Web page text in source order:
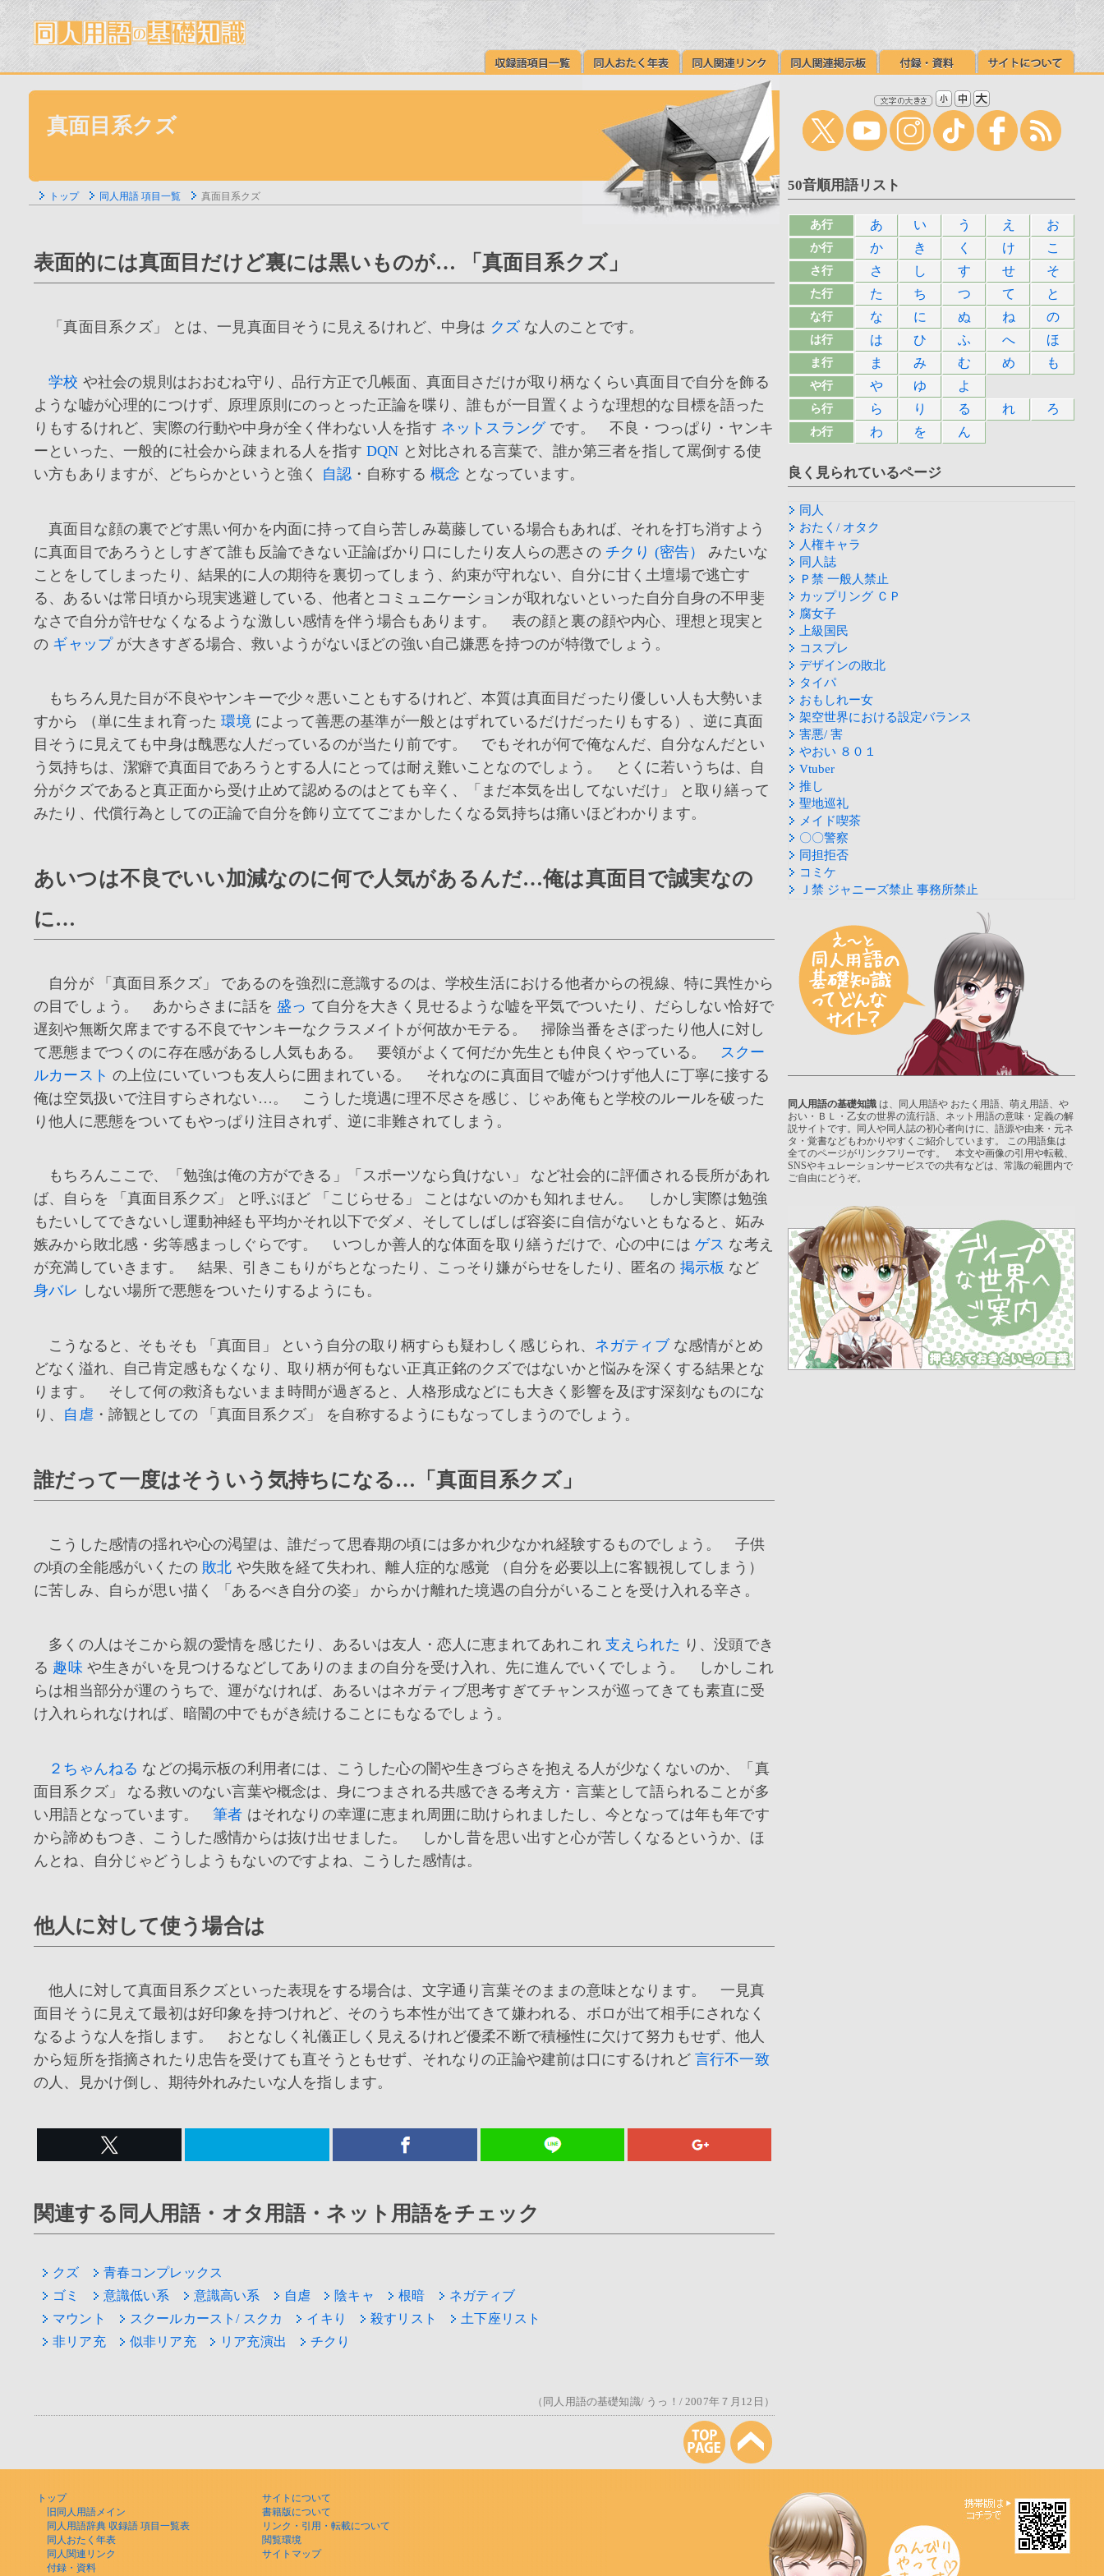
真面目系クズ
トップ 同人用語 項目一覧 真面目系クズ
表面的には真面目だけど裏には黒いものが… 「真面目系クズ」
「真面目系クズ」 とは、一見真面目そうに見えるけれど、中身は クズ な人のことです。
学校 や社会の規則はおおむね守り、品行方正で几帳面、真面目さだけが取り柄なくらい真面目で自分を飾る
ような嘘が心理的につけず、原理原則にのっとった正論を喋り、誰もが一目置くような理想的な目標を語った
りもするけれど、実際の行動や中身が全く伴わない人を指す ネットスラングです。 不良・つっぱり・ヤンキ
ーといった、一般的に社会から疎まれる人を指すDQN と対比される言葉で、誰か第三者を指して罵倒する使
い方もありますが、どちらかというと強く
自認・自称する 概念 となっています。
真面目な顔の裏でどす黒い何かを内面に持って自ら苦しみ葛藤している場合もあれば、それを打ち消すよう
に真面目であろうとしすぎて誰も反論できない正論ばかり口にしたり友人らの悪さの チクり (密告）
みたいな
ことをしてしまったり、結果的に人の期待を裏切ってしまう、約束が守れない、自分に甘く土壇場で逃亡す
る、あるいは常日頃から現実逃避している、他者とコミュニケーションが取れないといった自分自身の不甲斐
なさで自分が許せなくなるような激しい感情を伴う場合もあります。 表の顔と裏の顔や内心、理想と現実と
の ギャップが大きすぎる場合、救いようがないほどの強い自己嫌悪を持つのが特徴でしょう。
もちろん見た目が不良やヤンキーで少々悪いこともするけれど、本質は真面目だったり優しい人も大勢いま
すから （単に生まれ育った環境によって善悪の基準が一般とはずれているだけだったりもする）、逆に真面
目そうに見えても中身は醜悪な人だっているのが当たり前です。 でもそれが何で俺なんだ、自分なんだとい
う気持ちは、潔癖で真面目であろうとする人にとっては耐え難いことなのでしょう。 とくに若いうちは、自
分がクズであると真正面から受け止めて認めるのはとても辛く、「まだ本気を出してないだけ」 と取り繕って
みたり、代償行為としての正論で自分を飾り立ててごまかしたくなる気持ちは痛いほどわかります。
あいつは不良でいい加減なのに何で人気があるんだ…俺は真面目で誠実なの
に…
自分が 「真面目系クズ」 であるのを強烈に意識するのは、学校生活における他者からの視線、特に異性から
の目でしょう。 あからさまに話を 盛っ て自分を大きく見せるような嘘を平気でついたり、だらしない恰好で
遅刻や無断欠席までする不良でヤンキーなクラスメイトが何故かモテる。 掃除当番をさぼったり他人に対し
て悪態までつくのに存在感があるし人気もある。 要領がよくて何だか先生とも仲良くやっている。
スクー
ルカースト の上位にいていつも友人らに囲まれている。 それなのに真面目で嘘がつけず他人に丁寧に接する
俺は空気扱いで注目すらされない…。 こうした境遇に理不尽さを感じ、じゃあ俺もと学校のルールを破った
り他人に悪態をついてもやっぱり注目されず、逆に非難されてしまう。
もちろんここで、「勉強は俺の方ができる」「スポーツなら負けない」 など社会的に評価される長所があれ
ば、自らを 「真面目系クズ」 と呼ぶほど 「こじらせる」 ことはないのかも知れません。 しかし実際は勉強
もたいしてできないし運動神経も平均かそれ以下でダメ、そしてしばしば容姿に自信がないともなると、妬み
嫉みから敗北感・劣等感まっしぐらです。 いつしか善人的な体面を取り繕うだけで、心の中には ゲス な考え
が充満していきます。 結果、引きこもりがちとなったり、こっそり嫌がらせをしたり、匿名の 掲示板 など
身バレ しない場所で悪態をついたりするようにも。
こうなると、そもそも 「真面目」 という自分の取り柄すらも疑わしく感じられ、 ネガティブ な感情がとめ
どなく溢れ、自己肯定感もなくなり、取り柄が何もない正真正銘のクズではないかと悩みを深くする結果とな
ります。 そして何の救済もないまま時間が過ぎると、人格形成などにも大きく影響を及ぼす深刻なものにな
り、 自虐・諦観としての 「真面目系クズ」 を自称するようにもなってしまうのでしょう。
誰だって一度はそういう気持ちになる…「真面目系クズ」
こうした感情の揺れや心の渇望は、誰だって思春期の頃には多かれ少なかれ経験するものでしょう。 子供
の頃の全能感がいくたの 敗北 や失敗を経て失われ、離人症的な感覚 （自分を必要以上に客観視してしまう）
に苦しみ、自らが思い描く 「あるべき自分の姿」 からかけ離れた境遇の自分がいることを受け入れる辛さ。
多くの人はそこから親の愛情を感じたり、あるいは友人・恋人に恵まれてあれこれ 支えられた り、没頭でき
る 趣味 や生きがいを見つけるなどしてありのままの自分を受け入れ、先に進んでいくでしょう。 しかしこれ
らは相当部分が運のうちで、運がなければ、あるいはネガティブ思考すぎてチャンスが巡ってきても素直に受
け入れられなければ、暗闇の中でもがき続けることにもなるでしょう。
２ちゃんねる などの掲示板の利用者には、こうした心の闇や生きづらさを抱える人が少なくないのか、「真
面目系クズ」 なる救いのない言葉や概念は、身につまされる共感できる考え方・言葉として語られることが多
い用語となっています。筆者 はそれなりの幸運に恵まれ周囲に助けられましたし、今となっては年も年です
から諦めもつき、こうした感情からは抜け出せました。 しかし昔を思い出すと心が苦しくなるというか、ほ
んとね、自分じゃどうしようもないのですよね、こうした感情は。
他人に対して使う場合は
他人に対して真面目系クズといった表現をする場合は、文字通り言葉そのままの意味となります。 一見真
面目そうに見えて最初は好印象を持つけれど、そのうち本性が出てきて嫌われる、ボロが出て相手にされなく
なるような人を指します。 おとなしく礼儀正しく見えるけれど優柔不断で積極性に欠けて努力もせず、他人
から短所を指摘されたり忠告を受けても直そうともせず、それなりの正論や建前は口にするけれど 言行不一致
の人、見かけ倒し、期待外れみたいな人を指します。
関連する同人用語・オタ用語・ネット用語をチェック
クズ
青春コンプレックス
ゴミ
意識低い系 意識高い系 自虐 陰キャ 根暗
ネガティブ
マウント
スクールカースト/ スクカ イキり 殺すリスト
土下座リスト
非リア充
似非リア充 リア充演出 チクり
（同人用語の基礎知識/ うっ！/ 2007年７月12日）
50音順用語リスト
あ行 あ い う え お
か行 か き く け こ
さ行 さ し す せ そ
た行 た ち つ て と
な行 な に ぬ ね の
は行 は ひ ふ へ ほ
ま行 ま み む め も
や行 や ゆ よ
ら行 ら り る れ ろ
わ行 わ を ん
良く見られているページ
同人
おたく/ オタク
人権キャラ
同人誌
Ｐ禁 一般人禁止
カップリング ＣＰ
腐女子
上級国民
コスプレ
デザインの敗北
タイパ
おもしれー女
架空世界における設定バランス
害悪/ 害
やおい ８０１
Vtuber
推し
聖地巡礼
メイド喫茶
〇〇警察
同担拒否
コミケ
Ｊ禁 ジャニーズ禁止 事務所禁止
同人用語の基礎知識 は、同人用語や おたく用語、萌え用語、や
おい・ＢＬ・乙女の世界の流行語、ネット用語の意味・定義の解
説サイトです。同人や同人誌の初心者向けに、語源や由来・元ネ
タ・覚書などもわかりやすくご紹介しています。 この用語集は
全てのページがリンクフリーです。 本文や画像の引用や転載、
SNSやキュレーションサービスでの共有などは、常識の範囲内で
ご自由にどうぞ。
トップ
旧同人用語メイン
同人用語辞典 収録語 項目一覧表
同人おたく年表
同人関連リンク
付録・資料
サイトについて
書籍版について
リンク・引用・転載について
閲覧環境
サイトマップ